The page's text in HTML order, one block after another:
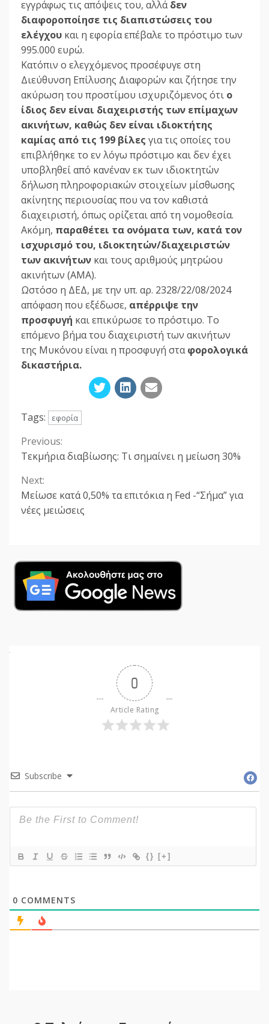
εγγράφως τις απόψεις του, αλλάδεν
διαφοροποίησε τις διαπιστώσεις του
ελέγχου και η εφορία επέβαλε το πρόστιμο των
995.000 ευρώ.
Κατόπιν ο ελεγχόμενος προσέφυγε στη
Διεύθυνση Επίλυσης Διαφορών και ζήτησε την
ακύρωση του προστίμου ισχυριζόμενος ότι ο
ίδιος δεν είναι διαχειριστής των επίμαχων
ακινήτων, καθώς δεν είναι ιδιοκτήτης
καμίας από τις 199 βίλες για τις οποίες του
επιβλήθηκε το εν λόγω πρόστιμο και δεν έχει
υποβληθεί από κανέναν εκ των ιδιοκτητών
δήλωση πληροφοριακών στοιχείων μίσθωσης
ακίνητης περιουσίας που να τον καθιστά
διαχειριστή, όπως ορίζεται από τη νομοθεσία.
Ακόμη, παραθέτει τα ονόματα των, κατά τον
ισχυρισμό του, ιδιοκτητών/διαχειριστών
των ακινήτων και τους αριθμούς μητρώου
ακινήτων (ΑΜΑ).
Ωστόσο η ΔΕΔ, με την υπ. αρ. 2328/22/08/2024
απόφαση που εξέδωσε, απέρριψε την
προσφυγή και επικύρωσε το πρόστιμο. Το
επόμενο βήμα του διαχειριστή των ακινήτων
της Μυκόνου είναι η προσφυγή σταφορολογικά
δικαστήρια.
Tags: εφορία
Continue
Reading
Previous:
Τεκμήρια διαβίωσης: Τι σημαίνει η μείωση 30%
Next:
Μείωσε κατά 0,50% τα επιτόκια η Fed -“Σήμα” για
νέες μειώσεις
0
Article Rating
Subscribe
{} [+]
0 COMMENTS